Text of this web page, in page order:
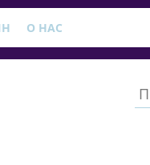
О НАС